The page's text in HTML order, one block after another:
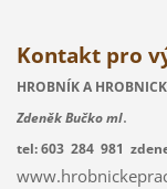
Kontakt pro
HROBNÍK A
Zdeněk Bučko ml.
tel: 603 284 981